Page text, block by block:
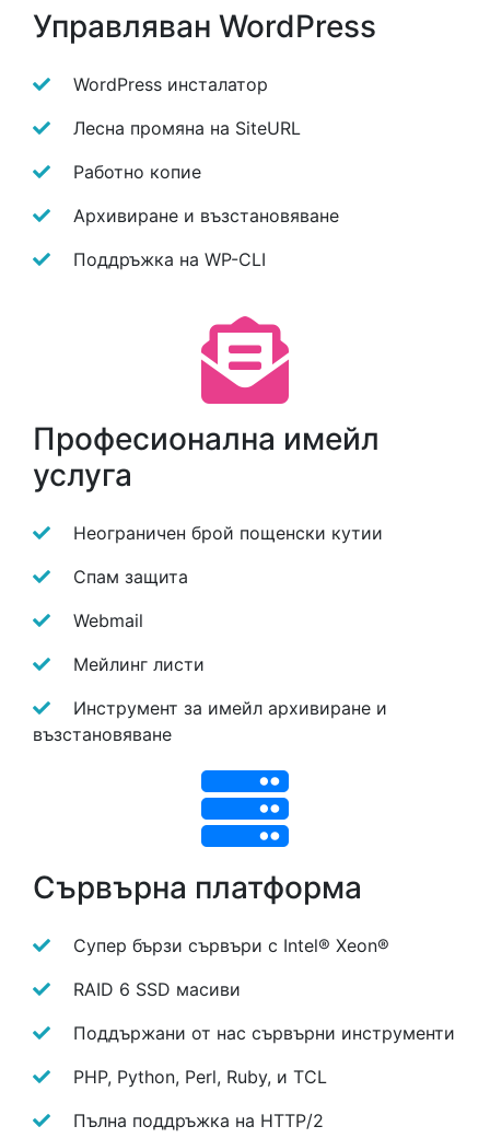
Управляван WordPress
WordPress инсталатор
Лесна промяна на SiteURL
Работно копие
Архивиране и възстановяване
Поддръжка на WP-CLI
Професионална имейл
услуга
Неограничен брой пощенски кутии
Спам защита
Webmail
Мейлинг листи
Инструмент за имейл архивиране и
възстановяване
Сървърна платформа
Супер бързи сървъри с Intel® Xeon®
RAID 6 SSD масиви
Поддържани от нас сървърни инструменти
PHP, Python, Perl, Ruby, и TCL
Пълна поддръжка на HTTP/2